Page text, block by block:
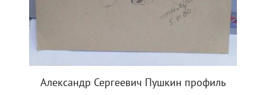
Александр Сергеевич Пушкин профиль